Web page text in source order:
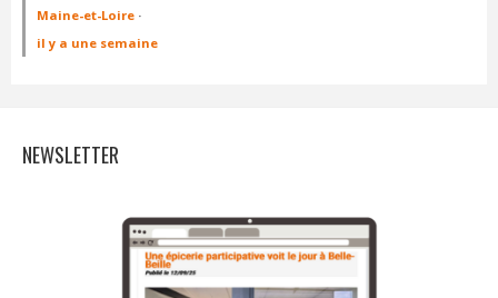
Maine-et-Loire ·
il y a une semaine
NEWSLETTER